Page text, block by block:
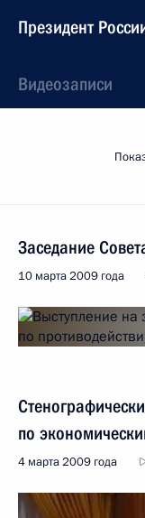
Президент
Видеозаписи
Заседание
10 марта 2009 года
по
4 марта 2009 года